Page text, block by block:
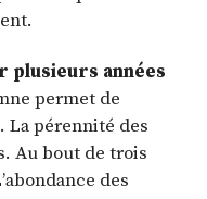
plusieurs années
permet de
La pérennité des
Au bout de trois
des